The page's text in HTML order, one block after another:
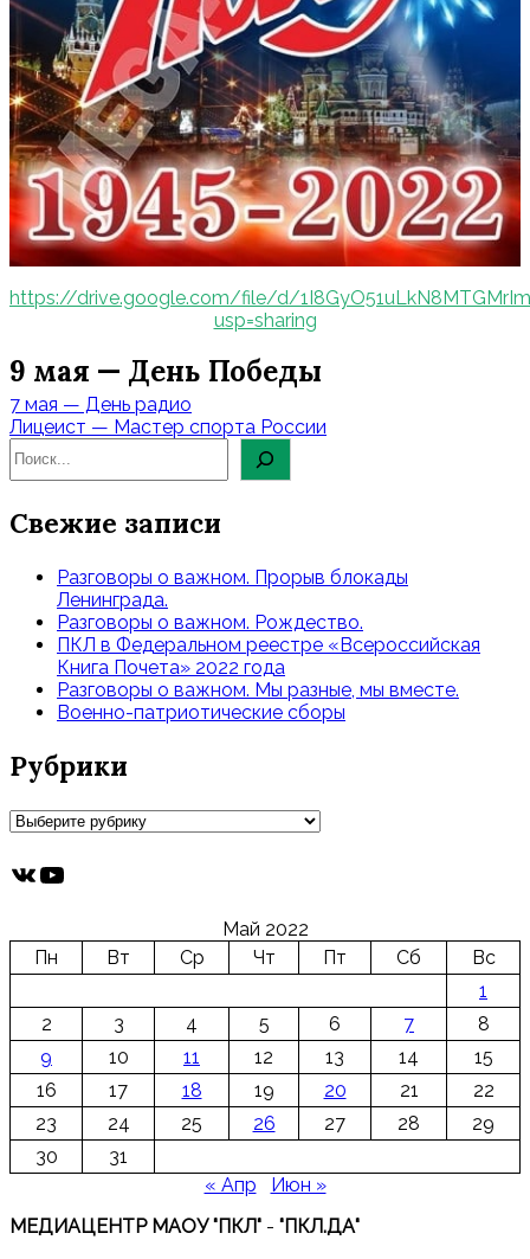
https://drive.google.com/file/d/
usp=sharing
9 мая — День Победы
Навигация
по
записям
7 мая — День радио
Лицеист — Мастер спорта России
Свежие записи
Разговоры о важном. Прорыв блокады
Ленинграда.
Разговоры о важном. Рождество.
ПКЛ в Федеральном реестре «Всероссийская
Книга Почета» 2022 года
Разговоры о важном. Мы разные, мы вместе.
Военно-патриотические сборы
Рубрики
Рубрики
ВКонтакте
YouTube
Май 2022
Пн
Вт Ср Чт Пт Сб
Вс
1
2
3 4 5 6 7
8
9
10 11 12 13 14
15
16
17 18 19 20 21
22
23
24 25 26 27 28
29
30
31
« Апр
Июн »
МЕДИАЦЕНТР МАОУ "ПКЛ" - "ПКЛ.ДА"